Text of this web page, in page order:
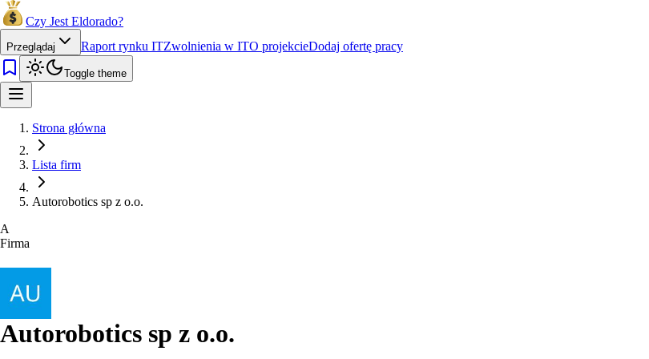
Czy Jest Eldorado?
Przeglądaj Raport rynku ITZwolnienia w ITO projekcieDodaj ofertę pracy
Toggle theme
Strona główna
Lista firm
Autorobotics sp z o.o.
A
Firma
Autorobotics sp z o.o.